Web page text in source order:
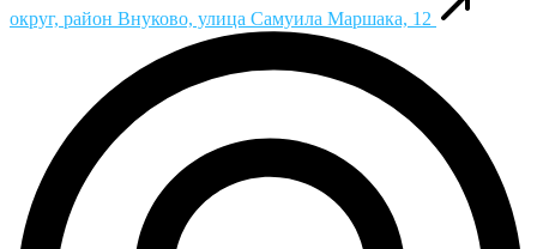
округ, район Внуково, улица Самуила Маршака, 12